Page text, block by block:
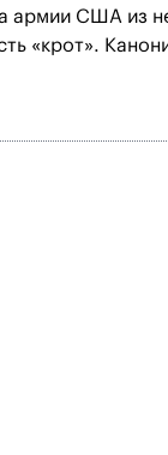
армии США из
«крот».